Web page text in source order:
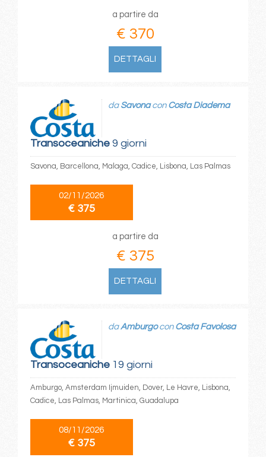
a partire da
€ 370
DETTAGLI
Transoceaniche9 giorni
da Savonacon Costa Diadema
Savona, Barcellona, Malaga, Cadice, Lisbona, Las Palmas
02/11/2026
€ 375
a partire da
€ 375
DETTAGLI
Transoceaniche19 giorni
daAmburgocon Costa Favolosa
Amburgo, Amsterdam Ijmuiden, Dover, Le Havre, Lisbona,
Cadice, Las Palmas, Martinica, Guadalupa
08/11/2026
€ 375